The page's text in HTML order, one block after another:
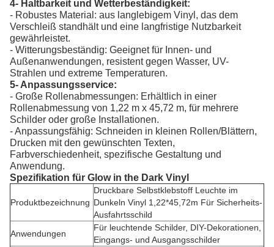
4- Haltbarkeit und Wetterbeständigkeit:
- Robustes Material: aus langlebigem Vinyl, das dem
Verschleiß standhält und eine langfristige Nutzbarkeit
gewährleistet.
- Witterungsbeständig: Geeignet für Innen- und
Außenanwendungen, resistent gegen Wasser, UV-
Strahlen und extreme Temperaturen.
5- Anpassungsservice:
- Große Rollenabmessungen: Erhältlich in einer
Rollenabmessung von 1,22 m x 45,72 m, für mehrere
Schilder oder große Installationen.
- Anpassungsfähig: Schneiden in kleinen Rollen/Blättern,
Drucken mit den gewünschten Texten,
Farbverschiedenheit, spezifische Gestaltung und
Anwendung.
Spezifikation für Glow in the Dark Vinyl
Produktbezeichnung
Druckbare Selbstklebstoff Leuchte im
Dunkeln Vinyl 1,22*45,72m Für Sicherheits-
Ausfahrtsschild
Anwendungen
Für leuchtende Schilder, DIY-Dekorationen,
Eingangs- und Ausgangsschilder